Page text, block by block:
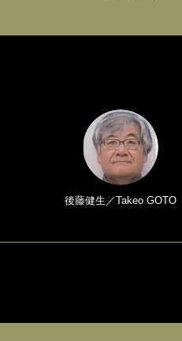
後藤健生／Takeo GOTO